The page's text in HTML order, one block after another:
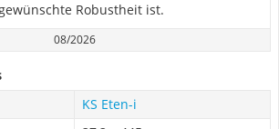
Robustheit ist.
08/2026
KS Eten-i